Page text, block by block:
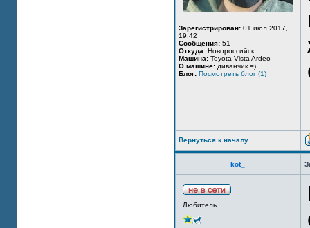
Зарегистрирован: 01 июл 2017,
19:42
Сообщения: 51
Откуда: Новороссийск
Машина: Toyota Vista Ardeo
О машине: диванчик =)
Блог: Посмотреть блог (1)
Вернуться к началу
kot_
Любитель